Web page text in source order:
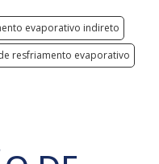
evaporativo indireto
resfriamento evaporativo